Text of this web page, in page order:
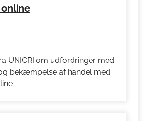
UNICRI om udfordringer med
bekæmpelse af handel med